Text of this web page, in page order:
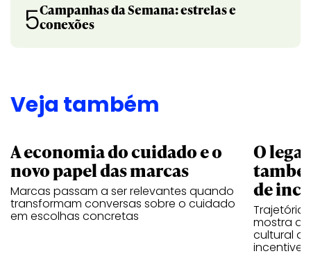
5Campanhas da Semana: estrelas e
conexões
Veja também
A economia do cuidado e o
novo papel das marcas
Marcas passam a ser relevantes quando
transformam conversas sobre o cuidado
em escolhas concretas
O
de
Trajetória
mostra
cultural
incentive